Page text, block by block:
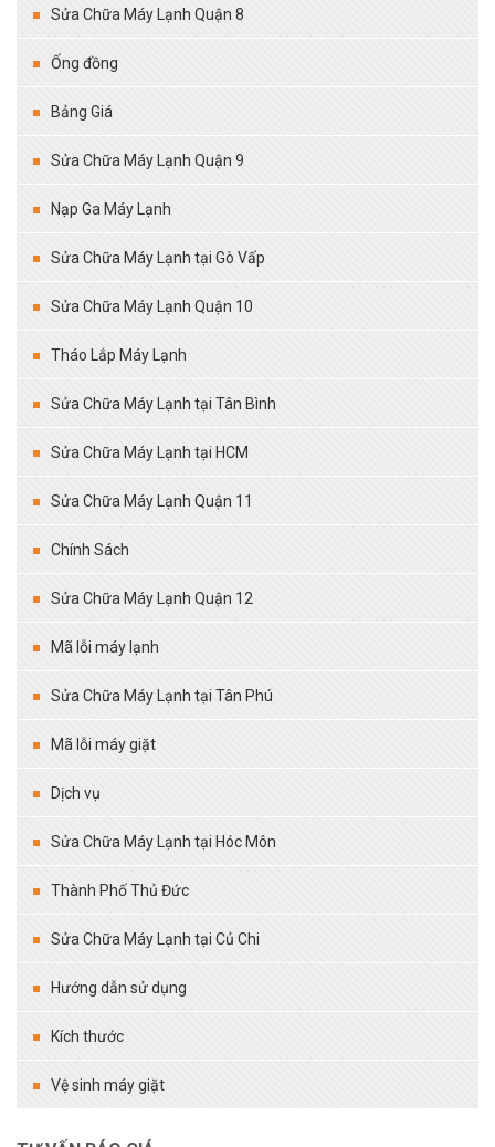
Sửa Chữa Máy Lạnh Quận 8
Ống đồng
Bảng Giá
Sửa Chữa Máy Lạnh Quận 9
Nạp Ga Máy Lạnh
Sửa Chữa Máy Lạnh tại Gò Vấp
Sửa Chữa Máy Lạnh Quận 10
Tháo Lắp Máy Lạnh
Sửa Chữa Máy Lạnh tại Tân Bình
Sửa Chữa Máy Lạnh tại HCM
Sửa Chữa Máy Lạnh Quận 11
Chính Sách
Sửa Chữa Máy Lạnh Quận 12
Mã lỗi máy lạnh
Sửa Chữa Máy Lạnh tại Tân Phú
Mã lỗi máy giặt
Dịch vụ
Sửa Chữa Máy Lạnh tại Hóc Môn
Thành Phố Thủ Đức
Sửa Chữa Máy Lạnh tại Củ Chi
Hướng dẫn sử dụng
Kích thước
Vệ sinh máy giặt